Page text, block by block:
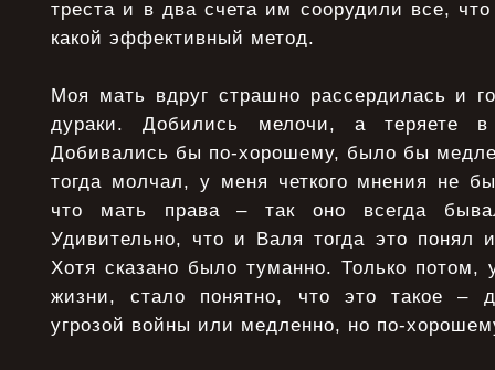
треста и в два счета им соорудили все,
какой эффективный метод.
Моя мать вдруг страшно рассердилась и
дураки. Добились мелочи, а теряете
Добивались бы по-хорошему, было бы
тогда молчал, у меня четкого мнения не
что мать права – так оно всегда
Удивительно, что и Валя тогда это понял
Хотя сказано было туманно. Только
жизни, стало понятно, что это такое –
угрозой войны или медленно, но по-